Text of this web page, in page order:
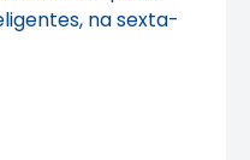
na sexta-